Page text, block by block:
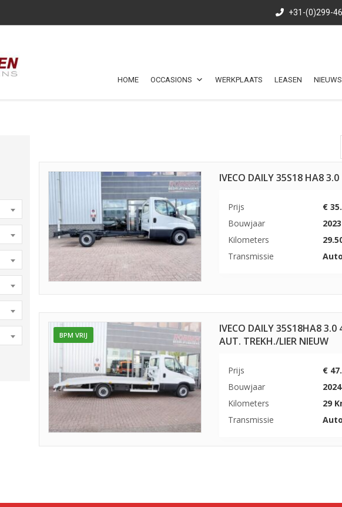
+31-(0)299-
HOME OCCASIONS WERKPLAATS LEASEN NIEUWS
IVECO DAILY 35S18 HA8
Prijs
€
Bouwjaar
2023
Kilometers
Transmissie
BPM VRIJ
IVECO DAILY 35S18HA8
AUT. TREKH./LIER NIEUW
Prijs
€
Bouwjaar
2024
Kilometers
29
Transmissie